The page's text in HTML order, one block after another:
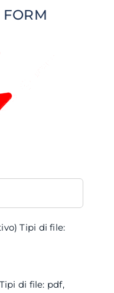
Tipi di file:
di file: pdf,